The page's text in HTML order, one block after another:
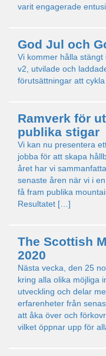
varit engagerade
God Jul och
Vi kommer hålla
v2, utvilade och
förutsättningar att
Ramverk för
publika stigar
Vi kan nu presentera
jobba för att skapa
året har vi
senaste åren när vi i
få fram publika
Resultatet […]
The Scottish
2020
Nästa vecka, den 25
kring alla olika möjliga
utveckling och delar
erfarenheter från
att åka över och
vilket öppnar upp för